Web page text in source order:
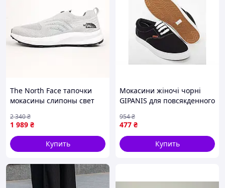
The North Face тапочки
мокасины слипоны свет
1 989 ₴
2 340₴
Купить
Мокасини жіночі чорні
GIPANIS для повсякденного
будь-який випадок
477 ₴
954₴
Купить